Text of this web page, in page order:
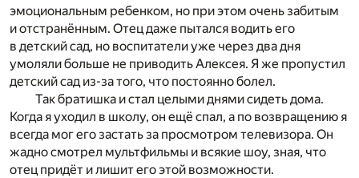
эмоциональным ребенком, но при этом очень забитым
и отстранённым. Отец даже пытался водить его
в детский сад, но воспитатели уже через два дня
умоляли больше не приводить Алексея. Я же пропустил
детский сад из-за того, что постоянно болел.
Так братишка и стал целыми днями сидеть дома.
Когда я уходил в школу, он ещё спал, а по возвращению я
всегда мог его застать за просмотром телевизора. Он
жадно смотрел мультфильмы и всякие шоу, зная, что
отец придёт и лишит его этой возможности.